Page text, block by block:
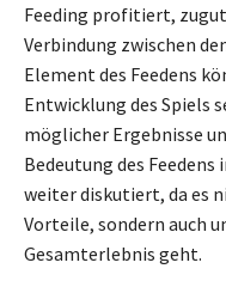
Feeding profitiert,
Verbindung zwischen
Element des Feedens
Entwicklung des Spiels
möglicher Ergebnisse
Bedeutung des
weiter diskutiert, da es
Vorteile, sondern auch
Gesamterlebnis geht.